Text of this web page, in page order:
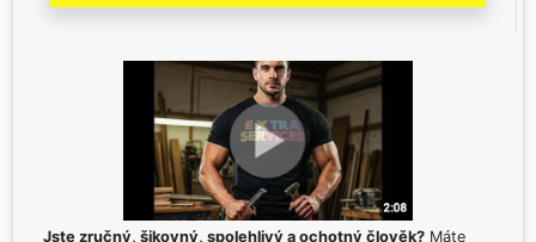
Jste zručný, šikovný, spolehlivý a ochotný člověk? Máte